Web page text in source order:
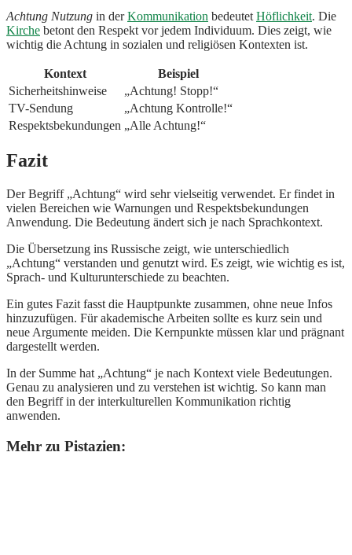
Achtung Nutzung in derKommunikation bedeutet Höflichkeit. Die
Kirche betont den Respekt vor jedem Individuum. Dies zeigt, wie
wichtig die Achtung in sozialen und religiösen Kontexten ist.
Kontext
Beispiel
Sicherheitshinweise
„Achtung! Stopp!“
TV-Sendung
„Achtung Kontrolle!“
Respektsbekundungen „Alle Achtung!“
Fazit
Der Begriff „Achtung“ wird sehr vielseitig verwendet. Er findet in
vielen Bereichen wie Warnungen und Respektsbekundungen
Anwendung. Die Bedeutung ändert sich je nach Sprachkontext.
Die Übersetzung ins Russische zeigt, wie unterschiedlich
„Achtung“ verstanden und genutzt wird. Es zeigt, wie wichtig es ist,
Sprach- und Kulturunterschiede zu beachten.
Ein gutes Fazit fasst die Hauptpunkte zusammen, ohne neue Infos
hinzuzufügen. Für akademische Arbeiten sollte es kurz sein und
neue Argumente meiden. Die Kernpunkte müssen klar und prägnant
dargestellt werden.
In der Summe hat „Achtung“ je nach Kontext viele Bedeutungen.
Genau zu analysieren und zu verstehen ist wichtig. So kann man
den Begriff in der interkulturellen Kommunikation richtig
anwenden.
Mehr zu Pistazien: